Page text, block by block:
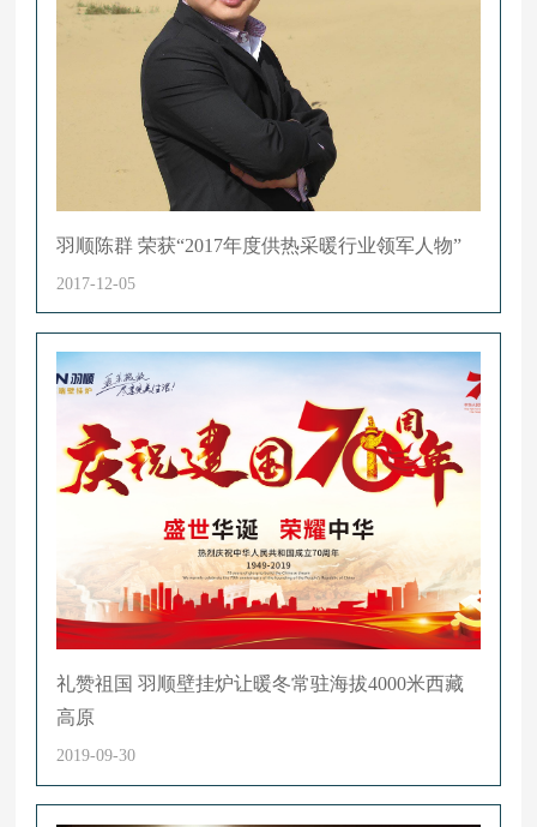
羽顺陈群 荣获“2017年度供热采暖行业领军人物”
2017-12-05
礼赞祖国 羽顺壁挂炉让暖冬常驻海拔4000米西藏
高原
2019-09-30